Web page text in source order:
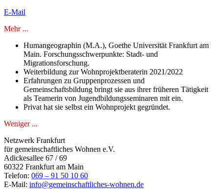
E-Mail
Mehr ...
Humangeographin (M.A.), Goethe Universität Frankfurt am
Main. Forschungsschwerpunkte: Stadt- und
Migrationsforschung.
Weiterbildung zur Wohnprojektberaterin 2021/2022
Erfahrungen zu Gruppenprozessen und
Gemeinschaftsbildung bringt sie aus ihrer früheren Tätigkeit
als Teamerin von Jugendbildungsseminaren mit ein.
Privat hat sie selbst ein Wohnprojekt gegründet.
Weniger ...
Netzwerk Frankfurt
für gemeinschaftliches Wohnen e.V.
Adickesallee 67 / 69
60322 Frankfurt am Main
Telefon: 069 – 91 50 10 60
E-Mail: info@gemeinschaftliches-wohnen.de